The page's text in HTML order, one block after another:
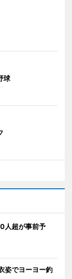
球
人超が事前予
姿でヨーヨー釣